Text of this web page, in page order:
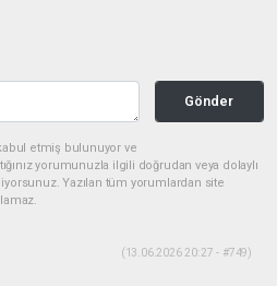
Gönder
etmiş bulunuyor ve
yorumunuzla ilgili doğrudan veya dolaylı
Yazılan tüm yorumlardan site
(13.06.2026 20:27 - #749)